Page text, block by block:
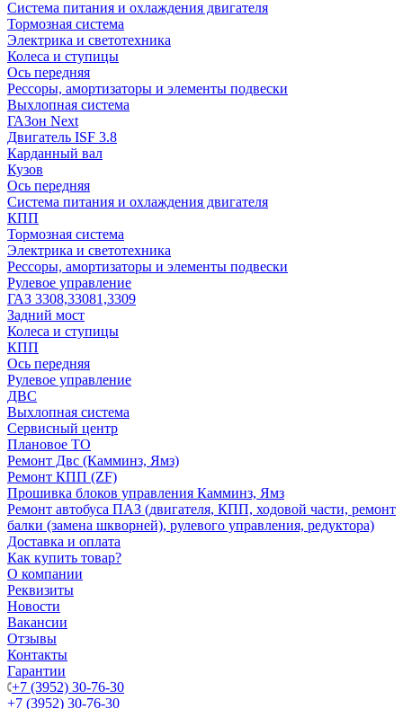
Система питания и охлаждения двигателя
Тормозная система
Электрика и светотехника
Колеса и ступицы
Ось передняя
Рессоры, амортизаторы и элементы подвески
Выхлопная система
ГАЗон Next
Двигатель ISF 3.8
Карданный вал
Кузов
Ось передняя
Система питания и охлаждения двигателя
КПП
Тормозная система
Электрика и светотехника
Рессоры, амортизаторы и элементы подвески
Рулевое управление
ГАЗ 3308,33081,3309
Задний мост
Колеса и ступицы
КПП
Ось передняя
Рулевое управление
ДВС
Выхлопная система
Сервисный центр
Плановое ТО
Ремонт Двс (Камминз, Ямз)
Ремонт КПП (ZF)
Прошивка блоков управления Камминз, Ямз
Ремонт автобуса ПАЗ (двигателя, КПП, ходовой части, ремонт
балки (замена шкворней), рулевого управления, редуктора)
Доставка и оплата
Как купить товар?
О компании
Реквизиты
Новости
Вакансии
Отзывы
Контакты
Гарантии
+7 (3952) 30-76-30
+7 (3952) 30-76-30